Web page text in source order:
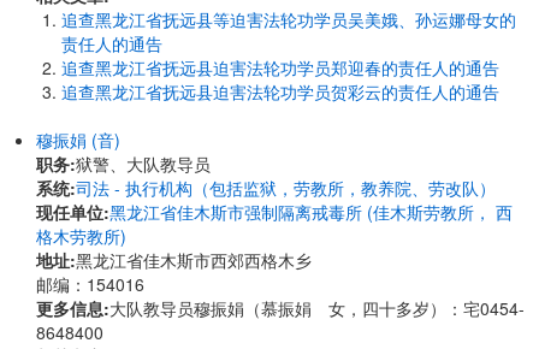
追查黑龙江省抚远县等迫害法轮功学员吴美娥、孙运娜母女的
责任人的通告
追查黑龙江省抚远县迫害法轮功学员郑迎春的责任人的通告
追查黑龙江省抚远县迫害法轮功学员贺彩云的责任人的通告
穆振娟 (音)
职务:狱警、大队教导员
系统:司法 - 执行机构（包括监狱，劳教所，教养院、劳改队）
现任单位:黑龙江省佳木斯市强制隔离戒毒所 (佳木斯劳教所， 西
格木劳教所)
地址:黑龙江省佳木斯市西郊西格木乡
邮编：154016
更多信息:大队教导员穆振娟（慕振娟 女，四十多岁）：宅0454-
8648400